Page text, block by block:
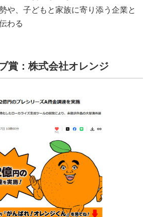
や、子どもと家族に寄り添う企業と
わる
賞：株式会社オレンジ